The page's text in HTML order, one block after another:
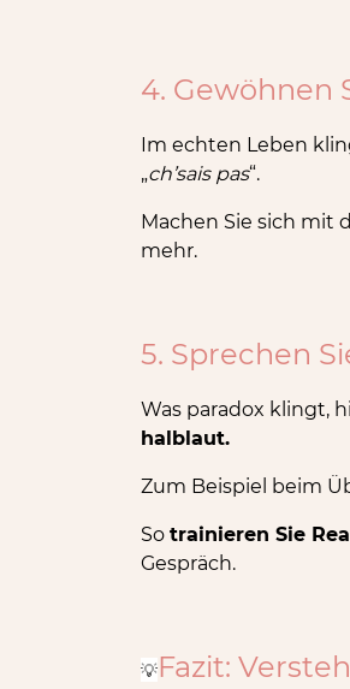
4. Gewöhnen
Im echten Leben
„ch’sais pas“.
Machen Sie sich mit
mehr.
5. Sprechen
Was paradox klingt,
halblaut.
Zum Beispiel beim
So trainieren Sie
Gespräch.
💡Fazit: